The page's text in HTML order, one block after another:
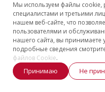
Подписаться на
Клиентское соглашение
Политика
2026 © «Словодело». Все
Мы используем файлы
специалистами и третьими
нашем веб-сайте, что
пользователями и
нашего сайта, вы принимаете
подробные сведения
файлов Cookie.
Принимаю Не